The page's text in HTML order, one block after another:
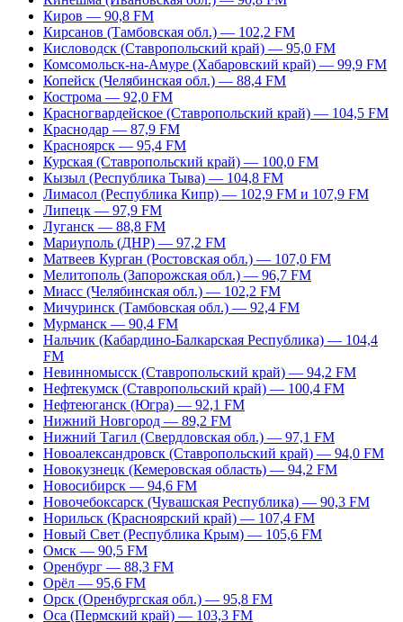
Киров — 90,8 FM
Кирсанов (Тамбовская обл.) — 102,2 FM
Кисловодск (Ставропольский край) — 95,0 FM
Комсомольск-на-Амуре (Хабаровский край) — 99,9 FM
Копейск (Челябинская обл.) — 88,4 FM
Кострома — 92,0 FM
Красногвардейское (Ставропольский край) — 104,5 FM
Краснодар — 87,9 FM
Красноярск — 95,4 FM
Курская (Ставропольский край) — 100,0 FM
Кызыл (Республика Тыва) — 104,8 FM
Лимасол (Республика Кипр) — 102,9 FM и 107,9 FM
Липецк — 97,9 FM
Луганск — 88,8 FM
Мариуполь (ДНР) — 97,2 FM
Матвеев Курган (Ростовская обл.) — 107,0 FM
Мелитополь (Запорожская обл.) — 96,7 FM
Миасс (Челябинская обл.) — 102,2 FM
Мичуринск (Тамбовская обл.) — 92,4 FM
Мурманск — 90,4 FM
Нальчик (Кабардино-Балкарская Республика) — 104,4
FM
Невинномысск (Ставропольский край) — 94,2 FM
Нефтекумск (Ставропольский край) — 100,4 FM
Нефтеюганск (Югра) — 92,1 FM
Нижний Новгород — 89,2 FM
Нижний Тагил (Свердловская обл.) — 97,1 FM
Новоалександровск (Ставропольский край) — 94,0 FM
Новокузнецк (Кемеровская область) — 94,2 FM
Новосибирск — 94,6 FM
Новочебоксарск (Чувашская Республика) — 90,3 FM
Норильск (Красноярский край) — 107,4 FM
Новый Свет (Республика Крым) — 105,6 FM
Омск — 90,5 FM
Оренбург — 88,3 FM
Орёл — 95,6 FM
Орск (Оренбургская обл.) — 95,8 FM
Оса (Пермский край) — 103,3 FM